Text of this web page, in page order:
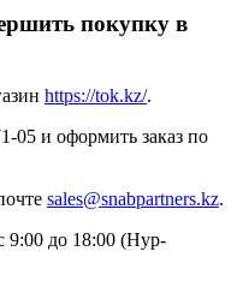
покупку в
https://tok.kz/.
05 и оформить заказ по
sales@snabpartners.kz.
9:00 до 18:00 (Нур-